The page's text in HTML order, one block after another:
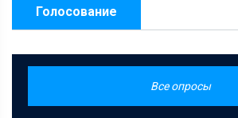
Голосование
Все опросы